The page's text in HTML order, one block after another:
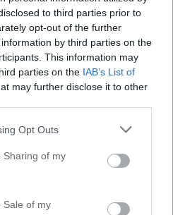
to third parties prior to
opt-out of the further
by third parties on the
This information may
parties on the IAB’s List of
may further disclose it to other
Opt Outs
Sharing of my
Sale of my
kl. 16:38
Jag håller med!
har inhemsk guide med sig!
året och Gott Nytt 2011!